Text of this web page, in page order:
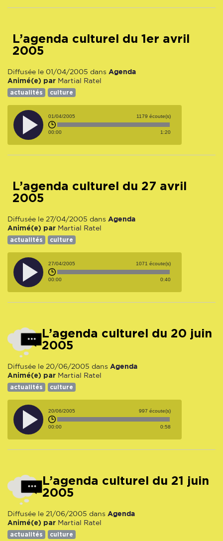
L’agenda culturel du 1er avril
2005
Diffusée le 01/04/2005 dans Agenda
Animé(e) par Martial Ratel
actualités culture
01/04/2005 1179 écoute(s)
00:00 1:20
L’agenda culturel du 27 avril
2005
Diffusée le 27/04/2005 dans Agenda
Animé(e) par Martial Ratel
actualités culture
27/04/2005 1071 écoute(s)
00:00 0:40
L’agenda culturel du 20 juin
2005
Diffusée le 20/06/2005 dans Agenda
Animé(e) par Martial Ratel
actualités culture
20/06/2005 997 écoute(s)
00:00 0:58
L’agenda culturel du 21 juin
2005
Diffusée le 21/06/2005 dans Agenda
Animé(e) par Martial Ratel
actualités culture